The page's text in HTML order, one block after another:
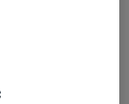
życia.